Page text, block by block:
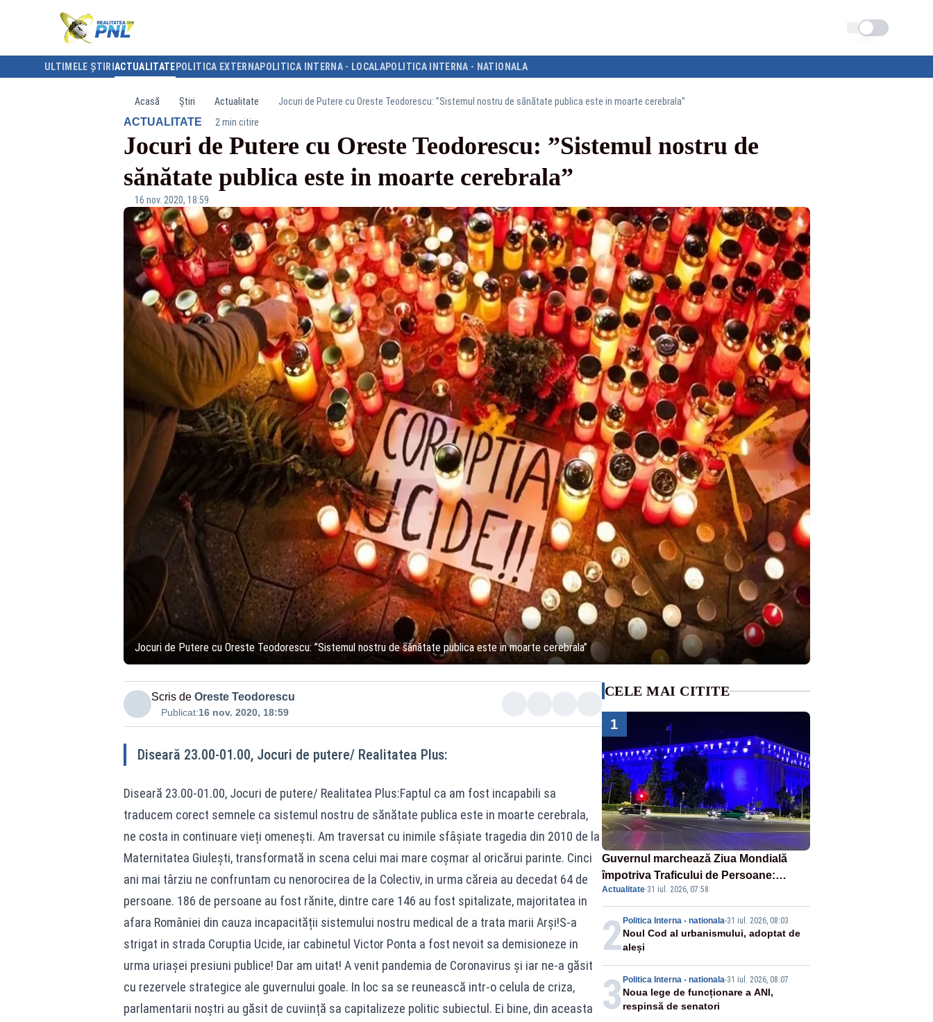
Schimba tema
ULTIMELE ȘTIRI ACTUALITATE POLITICA EXTERNAPOLITICA INTERNA - LOCALAPOLITICA INTERNA - NATIONALA
Acasă Știri Actualitate Jocuri de Putere cu Oreste Teodorescu: ”Sistemul nostru de sănătate publica este in moarte cerebrala”
ACTUALITATE· 2 min citire
Jocuri de Putere cu Oreste Teodorescu: ”Sistemul nostru de
sănătate publica este in moarte cerebrala”
16 nov. 2020, 18:59
Jocuri de Putere cu Oreste Teodorescu: ”Sistemul nostru de sănătate publica este in moarte cerebrala”
Scris de Oreste Teodorescu
Publicat:16 nov. 2020, 18:59
Diseară 23.00-01.00, Jocuri de putere/ Realitatea Plus:
Diseară 23.00-01.00, Jocuri de putere/ Realitatea Plus:Faptul ca am fost incapabili sa
traducem corect semnele ca sistemul nostru de sănătate publica este in moarte cerebrala,
ne costa in continuare vieți omenești. Am traversat cu inimile sfâșiate tragedia din 2010 de la
Maternitatea Giulești, transformată in scena celui mai mare coșmar al oricărui parinte. Cinci
ani mai târziu ne confruntam cu nenorocirea de la Colectiv, in urma căreia au decedat 64 de
persoane. 186 de persoane au fost rănite, dintre care 146 au fost spitalizate, majoritatea in
afara României din cauza incapacității sistemului nostru medical de a trata marii Arși!S-a
strigat in strada Coruptia Ucide, iar cabinetul Victor Ponta a fost nevoit sa demisioneze in
urma uriașei presiuni publice! Dar am uitat! A venit pandemia de Coronavirus și iar ne-a găsit
cu rezervele strategice ale guvernului goale. In loc sa se reunească intr-o celula de criza,
parlamentarii noștri au găsit de cuviință sa capitalizeze politic subiectul. Ei bine, din aceasta
CELE MAI CITITE
1
Guvernul marchează Ziua Mondială
împotriva Traficului de Persoane:
Palatul Victoria, iluminat în albastru
Actualitate·31 iul. 2026, 07:58
2 Politica Interna - nationala-31 iul. 2026, 08:03
Noul Cod al urbanismului, adoptat de
aleși
3 Politica Interna - nationala-31 iul. 2026, 08:07
Noua lege de funcționare a ANI,
respinsă de senatori